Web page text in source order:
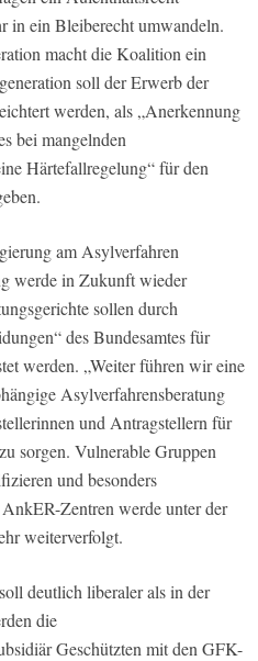
in ein Bleiberecht umwandeln.
macht die Koalition ein
soll der Erwerb der
werden, als „Anerkennung
bei mangelnden
Härtefallregelung“ für den
am Asylverfahren
werde in Zukunft wieder
sollen durch
des Bundesamtes für
werden. „Weiter führen wir eine
Asylverfahrensberatung
und Antragstellern für
sorgen. Vulnerable Gruppen
und besonders
Zentren werde unter der
weiterverfolgt.
deutlich liberaler als in der
die
Geschützten mit den GFK-